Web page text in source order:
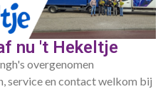
nu 't Hekeltje
overgenomen
service en contact welkom bij